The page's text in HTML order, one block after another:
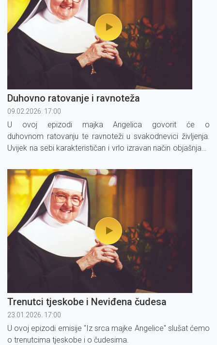
Duhovno ratovanje i ravnoteža
09.02.2026. 17:00
U ovoj epizodi majka Angelica govorit će o
duhovnom ratovanju te ravnoteži u svakodnevici življenja.
Uvijek na sebi karakterističan i vrlo izravan način objašnjava
sebe.
Trenutci tjeskobe i Neviđena čudesa
23.01.2026. 17:00
U ovoj epizodi emisije ''Iz srca majke Angelice'' slušat ćemo
o trenutcima tjeskobe i o čudesima.